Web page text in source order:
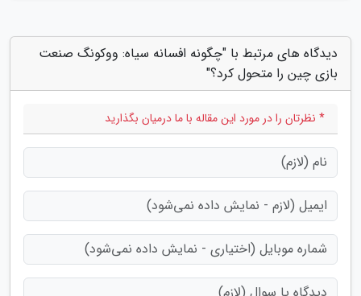
دیدگاه های مرتبط با "چگونه افسانه سیاه: ووکونگ صنعت
بازی چین را متحول کرد؟"
* نظرتان را در مورد این مقاله با ما درمیان بگذارید